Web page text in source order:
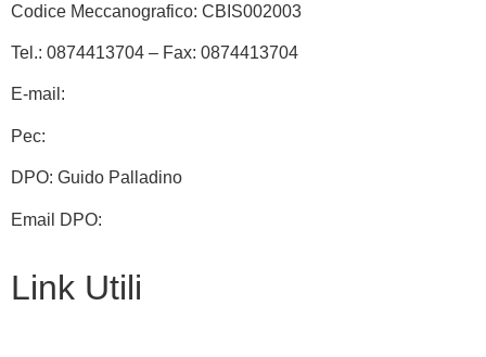
Codice Meccanografico: CBIS002003
Tel.: 0874413704 – Fax: 0874413704
E-mail:
Pec:
DPO: Guido Palladino
Email DPO:
Link Utili